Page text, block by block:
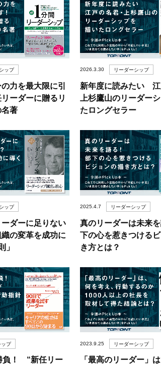
ップ
力を最大限に引
ーダーに贈るリ
名著
2026.3.30 リーダーシップ
新年度に読みたい 江
上杉鷹山のリーダー
たロングセラー
ップ
ダーに足りない
の変革を成功に
」
2025.4.7 リーダーシップ
真のリーダーは未来
下の心を惹きつける
き方とは？
ップ
負！ “新任リー
2023.9.25 リーダーシップ
「最高のリーダー」